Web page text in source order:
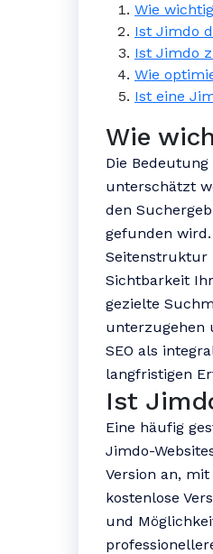
Wie
Ist Jimdo
Ist Jimdo
Wie
Ist eine
Wie
Die
unterschätzt
den
gefunden
Seitenstruktur
Sichtbarkeit
gezielte
unterzugehen
SEO als
langfristigen
Ist
Eine häufig
Jimdo-
Version an,
kostenlose
und